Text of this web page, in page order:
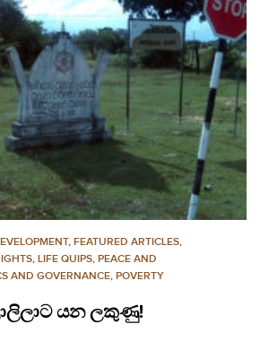
, FEATURED ARTICLES,
, LIFE QUIPS, PEACE AND
AND GOVERNANCE, POVERTY
යන ලකුණු!